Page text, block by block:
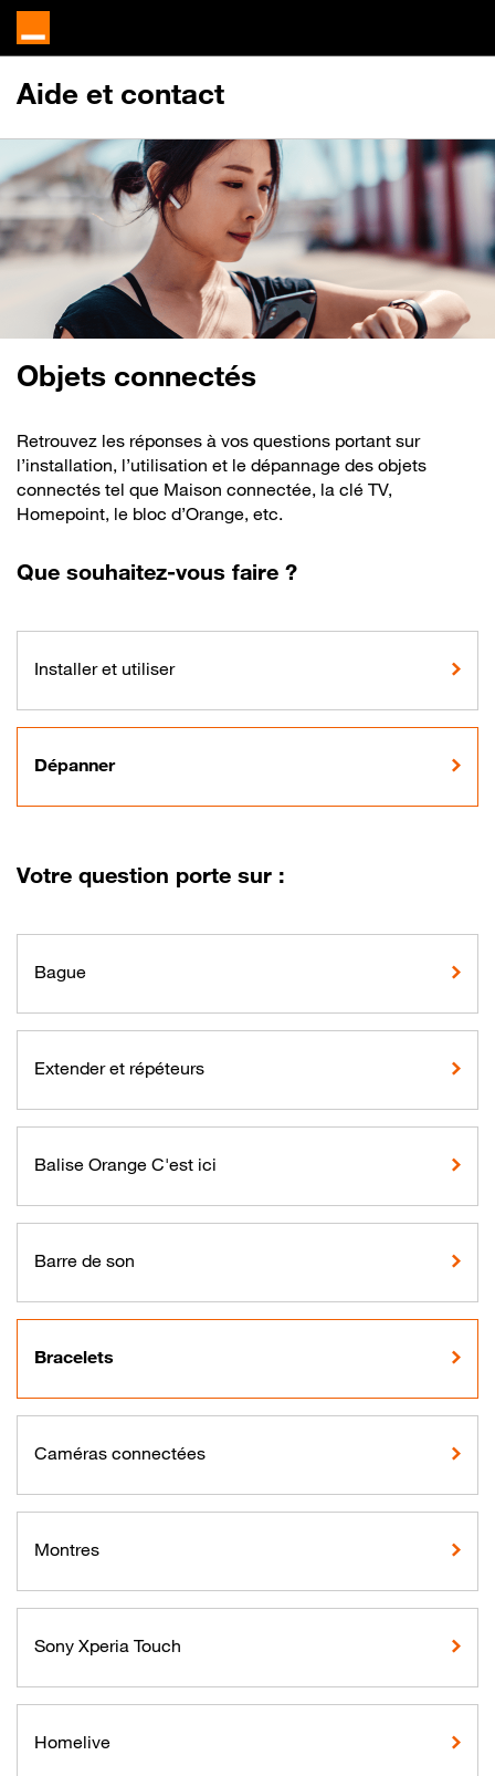
Aide et contact
Objets connectés
Retrouvez les réponses à vos questions portant sur
l’installation, l’utilisation et le dépannage des objets
connectés tel que Maison connectée, la clé TV,
Homepoint, le bloc d’Orange, etc.
Que souhaitez-vous faire ?
Installer et utiliser
Dépanner
Votre question porte sur :
Bague
Extender et répéteurs
Balise Orange C'est ici
Barre de son
Bracelets
Caméras connectées
Montres
Sony Xperia Touch
Homelive